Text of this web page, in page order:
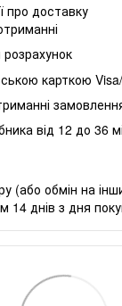
про доставку
розрахунок
карткою
від 12 до 36
(або обмін на
14 днів з дня